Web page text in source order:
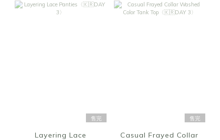
售完
Layering Lace
售完
Casual Frayed Collar